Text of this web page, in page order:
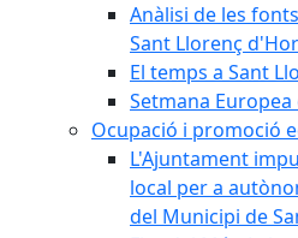
Anàlisi de les
Sant Llorenç
El temps a Sant
Setmana
Ocupació i promoció
L'Ajuntament
local per a
del Municipi de